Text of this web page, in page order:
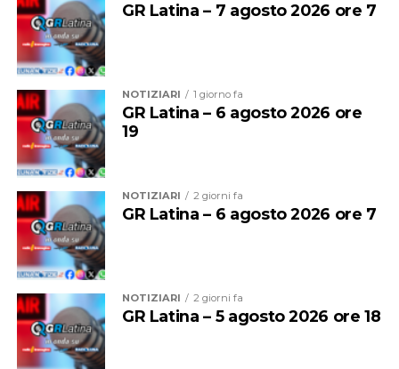
GR Latina – 7 agosto 2026 ore 7
NOTIZIARI 1 giorno fa
GR Latina – 6 agosto 2026 ore
19
NOTIZIARI 2 giorni fa
GR Latina – 6 agosto 2026 ore 7
NOTIZIARI 2 giorni fa
GR Latina – 5 agosto 2026 ore 18